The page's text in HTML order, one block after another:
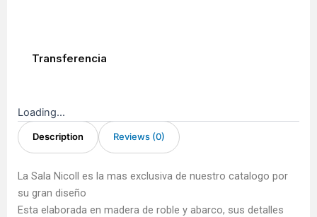
Transferencia
Loading...
Description Reviews (0)
La Sala Nicoll es la mas exclusiva de nuestro catalogo por
su gran diseño
Esta elaborada en madera de roble y abarco, sus detalles